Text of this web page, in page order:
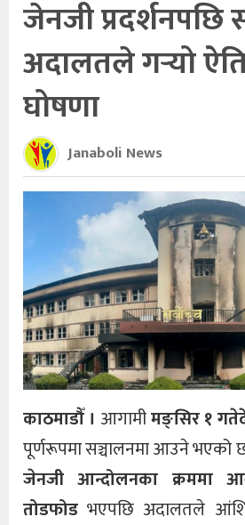
जेनजी प्रदर्शनपछि
अदालतले गर्‍यो
घोषणा
Janaboli News
काठमाडौँ । आगामीमङ्सिर १
पूर्णरूपमा सञ्चालनमा आउने भएको
जेनजी आन्दोलनका क्रममा
तोडफोड भएपछि अदालतले